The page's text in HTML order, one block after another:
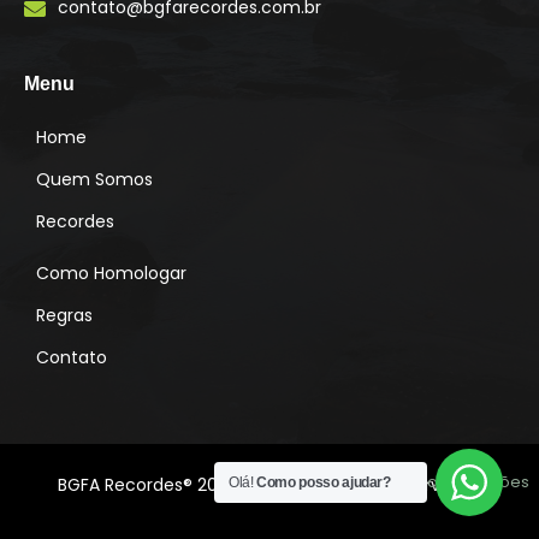
g
m
contato@bgfarecordes.com.br
Menu
Home
Quem Somos
Recordes
Como Homologar
Regras
Contato
Desenvolvido por: Lado A Soluções
BGFA Recordes® 2022 Todos os direitos reservados
Olá!Como posso ajudar?